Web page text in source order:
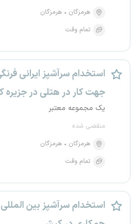
هرمزگان
هرمزگان
تمام وقت
استخدام سرآشپز ایرانی
جهت کار در هتلی در
یک مجموعه معتبر
منقضی شده
هرمزگان
هرمزگان
تمام وقت
استخدام سرآشپز بین